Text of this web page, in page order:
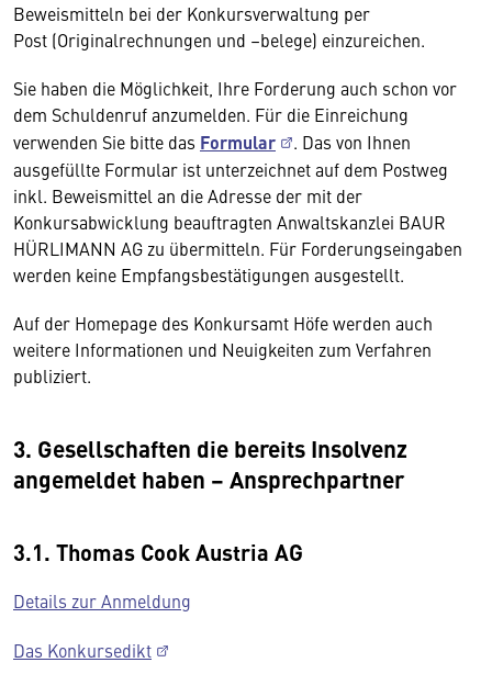
Beweismitteln bei der Konkursverwaltung per
Post (Originalrechnungen und –belege) einzureichen.
Sie haben die Möglichkeit, Ihre Forderung auch schon vor
dem Schuldenruf anzumelden. Für die Einreichung
verwenden Sie bitte das Formular
. Das von Ihnen
ausgefüllte Formular ist unterzeichnet auf dem Postweg
inkl. Beweismittel an die Adresse der mit der
Konkursabwicklung beauftragten Anwaltskanzlei BAUR
HÜRLIMANN AG zu übermitteln. Für Forderungseingaben
werden keine Empfangsbestätigungen ausgestellt.
Auf der Homepage des Konkursamt Höfe werden auch
weitere Informationen und Neuigkeiten zum Verfahren
publiziert.
3. Gesellschaften die bereits Insolvenz
angemeldet haben – Ansprechpartner
3.1. Thomas Cook Austria AG
Details zur Anmeldung
Das Konkursedikt